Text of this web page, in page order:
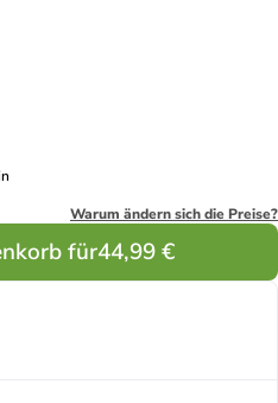
Warum ändern sich die Preise?
für44,99 €